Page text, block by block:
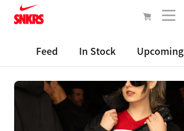
Feed In Stock Upcoming